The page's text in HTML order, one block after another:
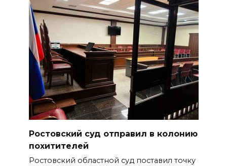
Ростовский суд отправил в колонию
похитителей
Ростовский областной суд поставил точку